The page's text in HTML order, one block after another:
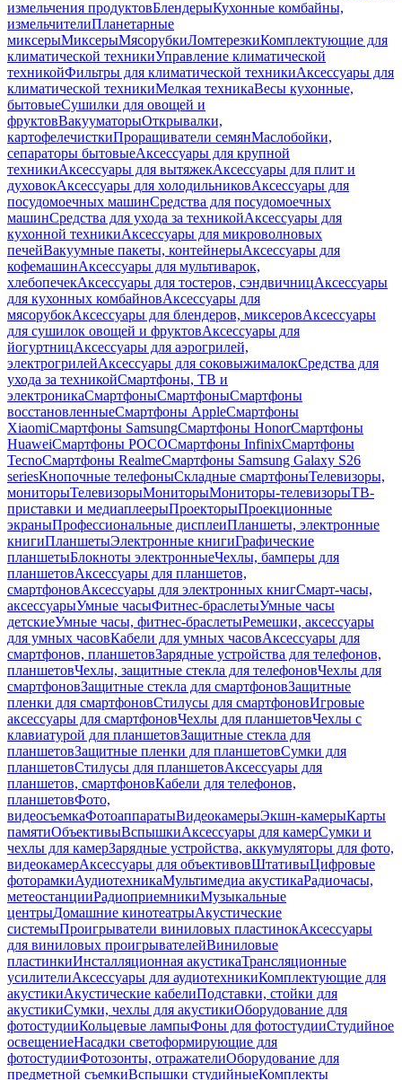
измельчения продуктовБлендерыКухонные комбайны,
измельчителиПланетарные
миксерыМиксерыМясорубкиЛомтерезкиКомплектующие для
климатической техникиУправление климатической
техникойФильтры для климатической техникиАксессуары для
климатической техникиМелкая техникаВесы кухонные,
бытовыеСушилки для овощей и
фруктовВакууматорыОткрывалки,
картофелечисткиПроращиватели семянМаслобойки,
сепараторы бытовыеАксессуары для крупной
техникиАксессуары для вытяжекАксессуары для плит и
духовокАксессуары для холодильниковАксессуары для
посудомоечных машинСредства для посудомоечных
машинСредства для ухода за техникойАксессуары для
кухонной техникиАксессуары для микроволновых
печейВакуумные пакеты, контейнерыАксессуары для
кофемашинАксессуары для мультиварок,
хлебопечекАксессуары для тостеров, сэндвичницАксессуары
для кухонных комбайновАксессуары для
мясорубокАксессуары для блендеров, миксеровАксессуары
для сушилок овощей и фруктовАксессуары для
йогуртницАксессуары для аэрогрилей,
электрогрилейАксессуары для соковыжималокСредства для
ухода за техникойСмартфоны, ТВ и
электроникаСмартфоныСмартфоныСмартфоны
восстановленныеСмартфоны AppleСмартфоны
XiaomiСмартфоны SamsungСмартфоны HonorСмартфоны
HuaweiСмартфоны POCOСмартфоны InfinixСмартфоны
TecnoСмартфоны RealmeСмартфоны Samsung Galaxy S26
seriesКнопочные телефоныСкладные смартфоныТелевизоры,
мониторыТелевизорыМониторыМониторы-телевизорыТВ-
приставки и медиаплеерыПроекторыПроекционные
экраныПрофессиональные дисплеиПланшеты, электронные
книгиПланшетыЭлектронные книгиГрафические
планшетыБлокноты электронныеЧехлы, бамперы для
планшетовАксессуары для планшетов,
смартфоновАксессуары для электронных книгСмарт-часы,
аксессуарыУмные часыФитнес-браслетыУмные часы
детскиеУмные часы, фитнес-браслетыРемешки, аксессуары
для умных часовКабели для умных часовАксессуары для
смартфонов, планшетовЗарядные устройства для телефонов,
планшетовЧехлы, защитные стекла для телефоновЧехлы для
смартфоновЗащитные стекла для смартфоновЗащитные
пленки для смартфоновСтилусы для смартфоновИгровые
аксессуары для смартфоновЧехлы для планшетовЧехлы с
клавиатурой для планшетовЗащитные стекла для
планшетовЗащитные пленки для планшетовСумки для
планшетовСтилусы для планшетовАксессуары для
планшетов, смартфоновКабели для телефонов,
планшетовФото,
видеосъемкаФотоаппаратыВидеокамерыЭкшн-камерыКарты
памятиОбъективыВспышкиАксессуары для камерСумки и
чехлы для камерЗарядные устройства, аккумуляторы для фото,
видеокамерАксессуары для объективовШтативыЦифровые
фоторамкиАудиотехникаМультимедиа акустикаРадиочасы,
метеостанцииРадиоприемникиМузыкальные
центрыДомашние кинотеатрыАкустические
системыПроигрыватели виниловых пластинокАксессуары
для виниловых проигрывателейВиниловые
пластинкиИнсталляционная акустикаТрансляционные
усилителиАксессуары для аудиотехникиКомплектующие для
акустикиАкустические кабелиПодставки, стойки для
акустикиСумки, чехлы для акустикиОборудование для
фотостудииКольцевые лампыФоны для фотостудииСтудийное
освещениеНасадки светоформирующие для
фотостудииФотозонты, отражателиОборудование для
предметной съемкиВспышки студийныеКомплекты